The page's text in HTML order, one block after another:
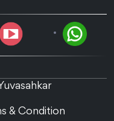
& Condition